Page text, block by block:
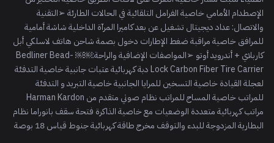
الإصطدام الأمامي خاصية الفرامل التلقائية في الحالات الطارئة ➢التقنية
والاتصال: عداد ديجيتال تشغيل عن بعد كاميرا المرآة الداخلية شاشة أمامية
للمرافق خاصية مراقبة ضغط الإطارات دخول بصمة شاحن هاتف لاسلكي أبل
كاربلاي + أندرويد أوتو ➢المواصفات الإضافية والراحة:￼￼ Bedliner Bead-
Lock Carbon Fiber Tire Carrier دبة كهربائية عتبات جانبية خاصية التدفئة
لعجلة القيادة خاصية التسخين للمرايا الجانبية خاصية التبريد و التدفئة
للمراتب خاصية المساج للمراتب نظام صوتي متقدم من Harman Kardon
مراتب كهربائية متعددة الوضعيات مع خاصية الذاكرة فتحة سقف بانوراما نظام
البطارية المزدوجة للبدء والتوقف مخرج طاقة كهربائية جنوط قياس 18 بوصة